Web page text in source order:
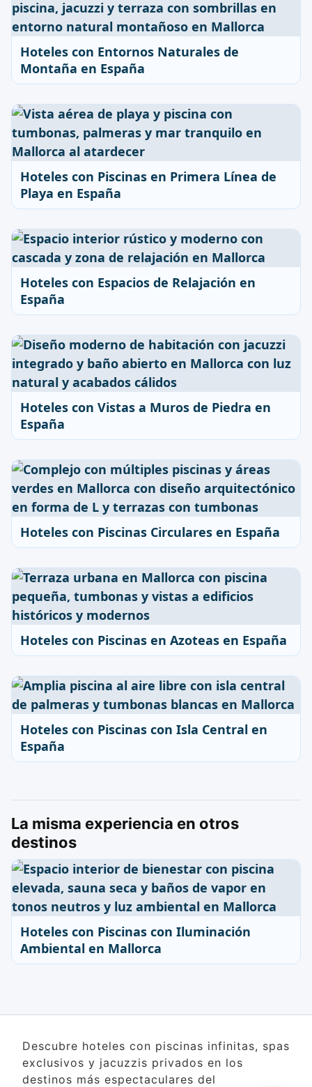
Hoteles con Entornos Naturales de
Montaña en España
Hoteles con Piscinas en Primera Línea de
Playa en España
Hoteles con Espacios de Relajación en
España
Hoteles con Vistas a Muros de Piedra en
España
Hoteles con Piscinas Circulares en España
Hoteles con Piscinas en Azoteas en España
Hoteles con Piscinas con Isla Central en
España
La misma experiencia en otros
destinos
Hoteles con Piscinas con Iluminación
Ambiental en Mallorca
Descubre hoteles con piscinas infinitas, spas
exclusivos y jacuzzis privados en los
destinos más espectaculares del